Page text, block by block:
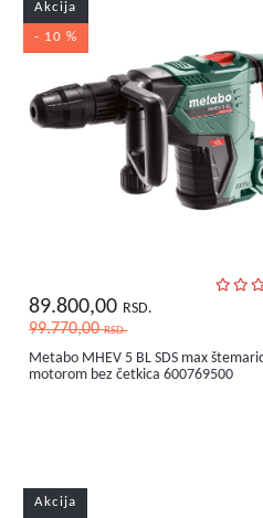
Akcija
- 10 %
89.800,00 RSD.
99.770,00RSD.
Metabo MHEV 5 BL SDS max
motorom bez četkica 600769500
Akcija